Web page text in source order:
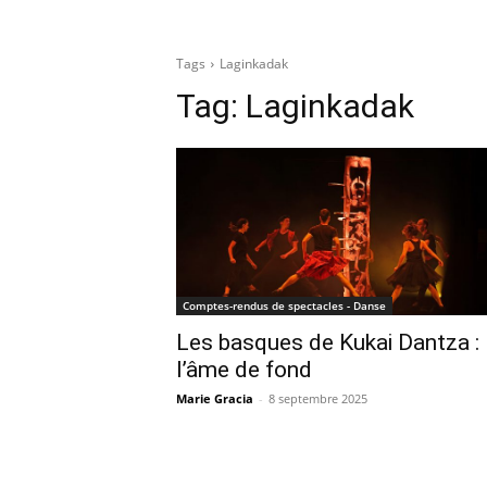
Tags Laginkadak
Tag: Laginkadak
Comptes-rendus de spectacles - Danse
Les basques de Kukai Dantza :
l’âme de fond
Marie Gracia - 8 septembre 2025